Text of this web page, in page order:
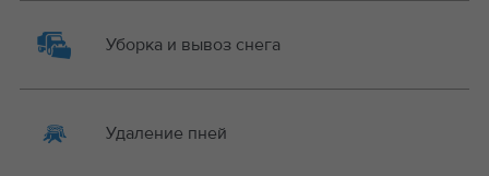
Уборка и вывоз снега
Удаление пней